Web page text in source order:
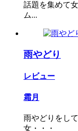
話題を集めて
ム...
雨やどり
レビュー
霜月
雨やどりをし
女・・・